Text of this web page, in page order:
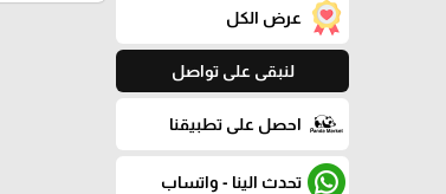
عرض الكل
لنبقى على تواصل
احصل على تطبيقنا
تحدث الينا - واتساب